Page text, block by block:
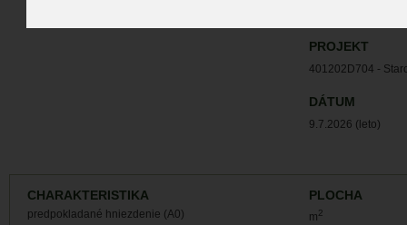
PROJEKT
401202D704 -
DÁTUM
9.7.2026 (leto)
CHARAKTERISTIKA
predpokladané hniezdenie (A0)
PLOCHA
m2